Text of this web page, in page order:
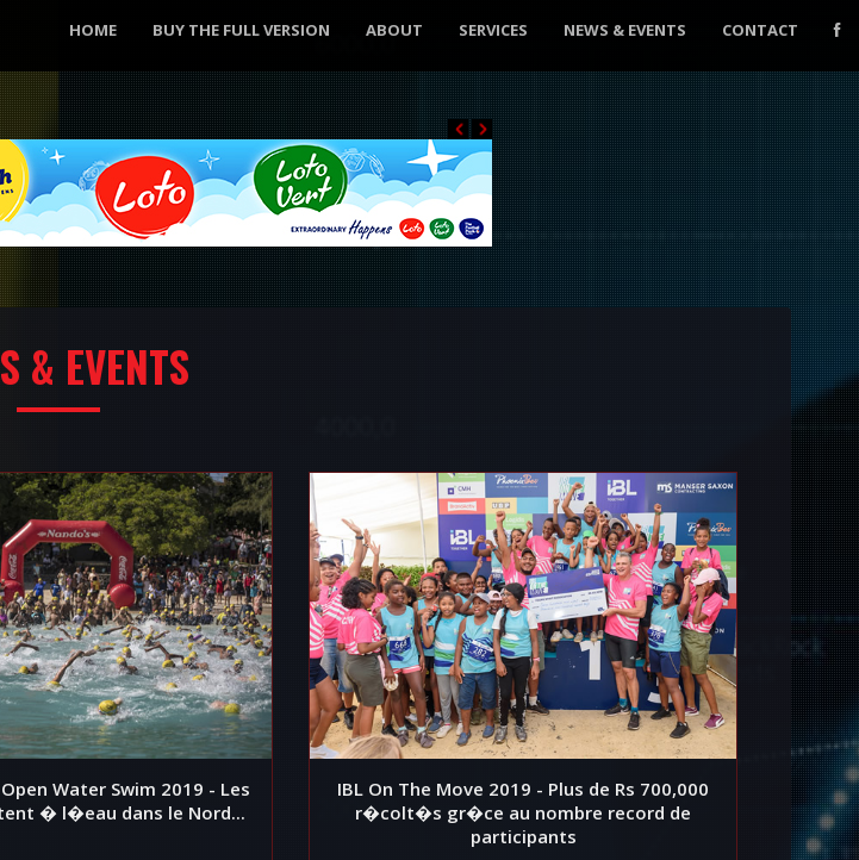
HOME BUY THE FULL VERSION ABOUT SERVICES NEWS & EVENTS CONTACT
& EVENTS
Water Swim 2019 - Les
� l�eau dans le Nord...
IBL On The Move 2019 - Plus de Rs 700,000
r�colt�s gr�ce au nombre record de
participants